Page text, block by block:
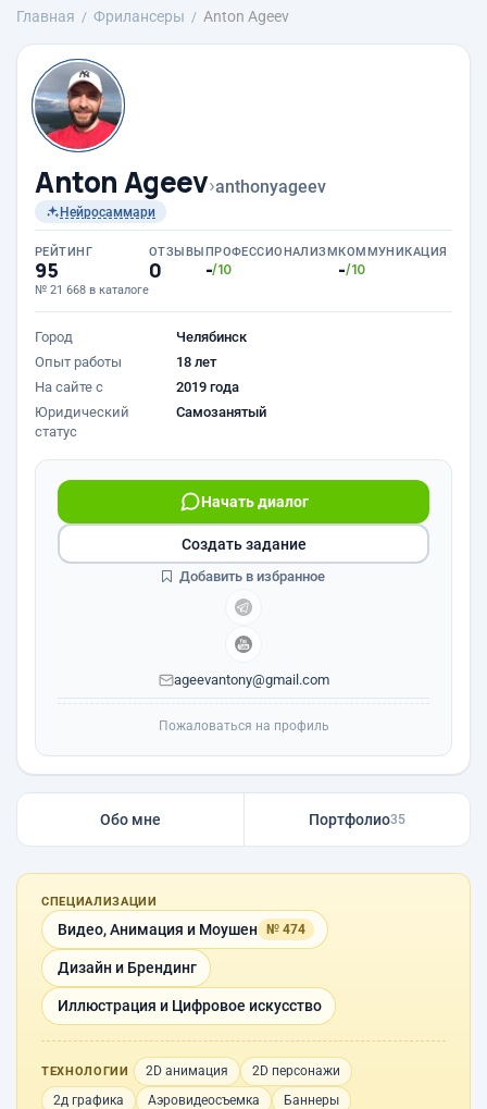
Главная Фрилансеры Anton Ageev
Anton Ageev›anthonyageev
Нейросаммари
РЕЙТИНГ
95
№ 21 668 в каталоге
ОТЗЫВЫ
0
ПРОФЕССИОНАЛИЗМ
-/10
КОММУНИКАЦИЯ
-/10
Город
Челябинск
Опыт работы
18 лет
На сайте с
2019 года
Юридический
статус
Самозанятый
Начать диалог
ageevantony@gmail.com
Создать задание
Добавить в избранное
Пожаловаться на профиль
Обо мне Портфолио35
СПЕЦИАЛИЗАЦИИ
Видео, Анимация и Моушен № 474
Дизайн и Брендинг
Иллюстрация и Цифровое искусство
ТЕХНОЛОГИИ 2D анимация
2D персонажи
2д графика
Аэровидеосъемка
Баннеры